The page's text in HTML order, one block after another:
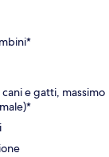
e gatti, massimo